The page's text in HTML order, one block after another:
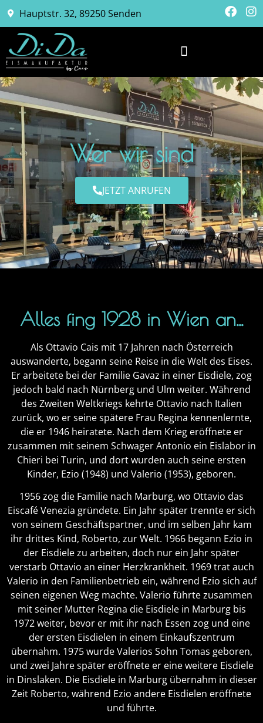
Hauptstr. 32, 89250 Senden
Wer wir sind
JETZT ANRUFEN
Alles fing 1928 in Wien an...
Als Ottavio Cais mit 17 Jahren nach Österreich
auswanderte, begann seine Reise in die Welt des Eises.
Er arbeitete bei der Familie Gavaz in einer Eisdiele, zog
jedoch bald nach Nürnberg und Ulm weiter. Während
des Zweiten Weltkriegs kehrte Ottavio nach Italien
zurück, wo er seine spätere Frau Regina kennenlernte,
die er 1946 heiratete. Nach dem Krieg eröffnete er
zusammen mit seinem Schwager Antonio ein Eislabor in
Chieri bei Turin, und dort wurden auch seine ersten
Kinder, Ezio (1948) und Valerio (1953), geboren.
1956 zog die Familie nach Marburg, wo Ottavio das
Eiscafé Venezia gründete. Ein Jahr später trennte er sich
von seinem Geschäftspartner, und im selben Jahr kam
ihr drittes Kind, Roberto, zur Welt. 1966 begann Ezio in
der Eisdiele zu arbeiten, doch nur ein Jahr später
verstarb Ottavio an einer Herzkrankheit. 1969 trat auch
Valerio in den Familienbetrieb ein, während Ezio sich auf
seinen eigenen Weg machte. Valerio führte zusammen
mit seiner Mutter Regina die Eisdiele in Marburg bis
1972 weiter, bevor er mit ihr nach Essen zog und eine
der ersten Eisdielen in einem Einkaufszentrum
übernahm. 1975 wurde Valerios Sohn Tomas geboren,
und zwei Jahre später eröffnete er eine weitere Eisdiele
in Dinslaken. Die Eisdiele in Marburg übernahm in dieser
Zeit Roberto, während Ezio andere Eisdielen eröffnete
und führte.